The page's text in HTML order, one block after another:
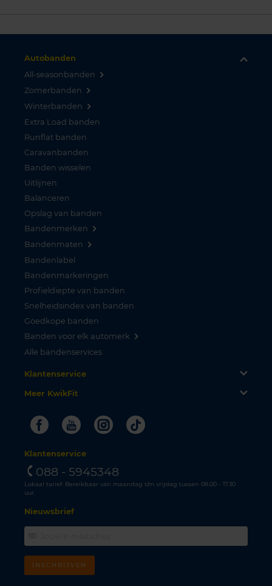
Autobanden
All-seasonbanden
Zomerbanden
Winterbanden
Extra Load banden
Runflat banden
Caravanbanden
Banden wisselen
Uitlijnen
Balanceren
Opslag van banden
Bandenmerken
Bandenmaten
Bandenlabel
Bandenmarkeringen
Profieldiepte van banden
Snelheidsindex van banden
Goedkope banden
Banden voor elk automerk
Alle bandenservices
Klantenservice
Meer KwikFit
FacebookYoutubeInstagram
Tiktok
Klantenservice
088 - 5945348
Lokaal tarief. Bereikbaar van maandag t/m vrijdag tussen 08.00 - 17.30
uur.
Nieuwsbrief
INSCHRIJVEN